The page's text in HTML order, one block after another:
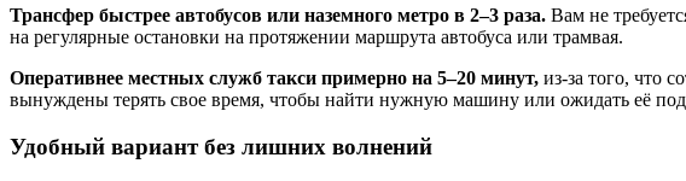
Трансфер быстрее автобусов или наземного метро в 2–3 раза. Вам не
на регулярные остановки на протяжении маршрута автобуса или трамвая.
Оперативнее местных служб такси примерно на 5–20 минут, из-за того, что
вынуждены терять свое время, чтобы найти нужную машину или ожидать её
Удобный вариант без лишних волнений